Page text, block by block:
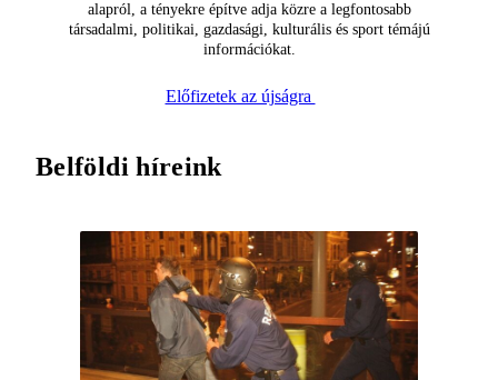
alapról, a tényekre építve adja közre a legfontosabb
társadalmi, politikai, gazdasági, kulturális és sport témájú
információkat.
Előfizetek az újságra
Belföldi híreink